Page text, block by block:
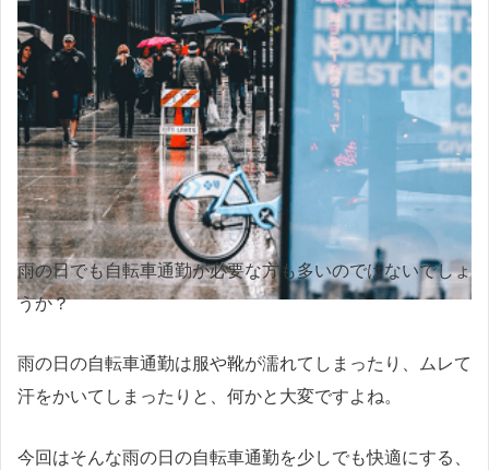
雨の日でも自転車通勤が必要な方も多いのではないでしょ
うか？
雨の日の自転車通勤は服や靴が濡れてしまったり、ムレて
汗をかいてしまったりと、何かと大変ですよね。
今回はそんな雨の日の自転車通勤を少しでも快適にする、